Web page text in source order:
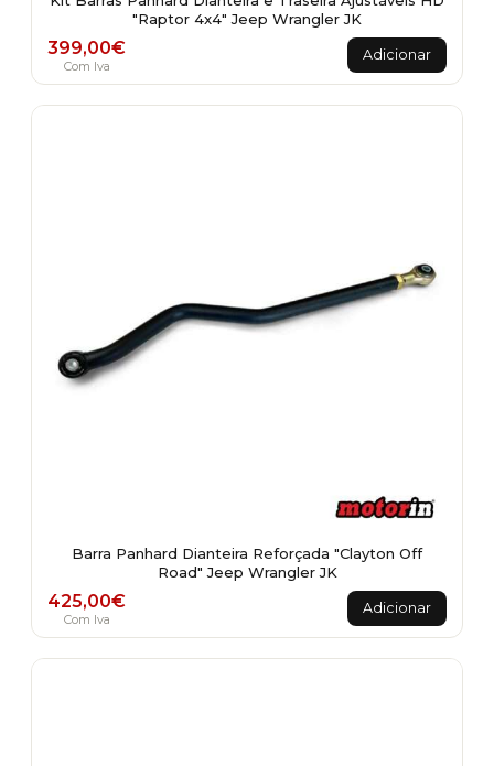
"Raptor 4x4" Jeep Wrangler JK
399,00€
Com Iva
Adicionar
Barra Panhard Dianteira Reforçada "Clayton Off
Road" Jeep Wrangler JK
425,00€
Com Iva
Adicionar